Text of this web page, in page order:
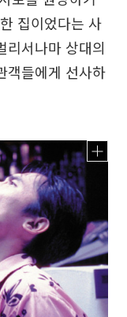
집이었다는 사
리서나마 상대의
객들에게 선사하